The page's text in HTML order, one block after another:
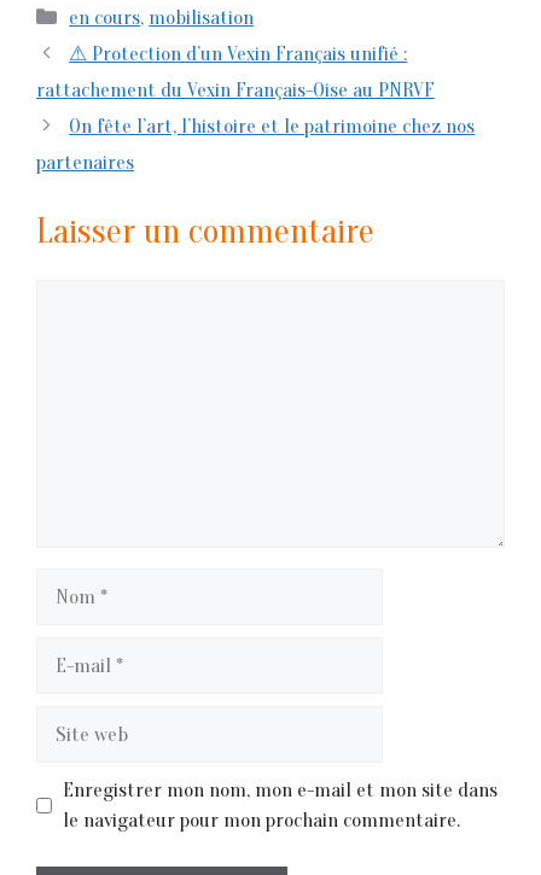
Catégories
en cours, mobilisation
⚠ Protection d’un Vexin Français unifié :
rattachement du Vexin Français-Oise au PNRVF
On fête l’art, l’histoire et le patrimoine chez nos
partenaires
Laisser un commentaire
Enregistrer mon nom, mon e-mail et mon site dans
le navigateur pour mon prochain commentaire.